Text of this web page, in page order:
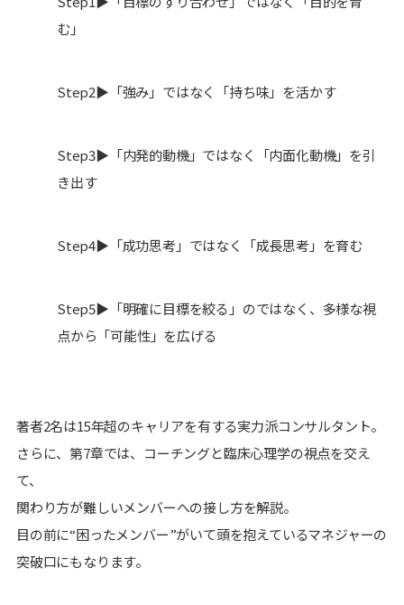
む」
Step2▶「強み」ではなく「持ち味」を活かす
Step3▶「内発的動機」ではなく「内面化動機」を引
き出す
Step4▶「成功思考」ではなく「成長思考」を育む
Step5▶「明確に目標を絞る」のではなく、多様な視
点から「可能性」を広げる
著者2名は15年超のキャリアを有する実力派コンサルタント。
さらに、第7章では、コーチングと臨床心理学の視点を交え
て、
関わり方が難しいメンバーへの接し方を解説。
目の前に“困ったメンバー”がいて頭を抱えているマネジャーの
突破口にもなります。